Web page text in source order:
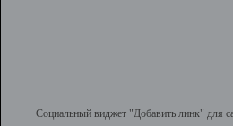
Социальный виджет "Добавить линк" для